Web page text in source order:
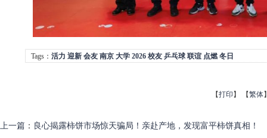
Tags： 活力 迎新 会友 南京 大学 2026 校友 乒乓球 联谊 点燃 冬日
【打印 】 【繁体
上一篇 ： 良心揭露柿饼市场惊天骗局！亲赴产地，发现富平柿饼真相！